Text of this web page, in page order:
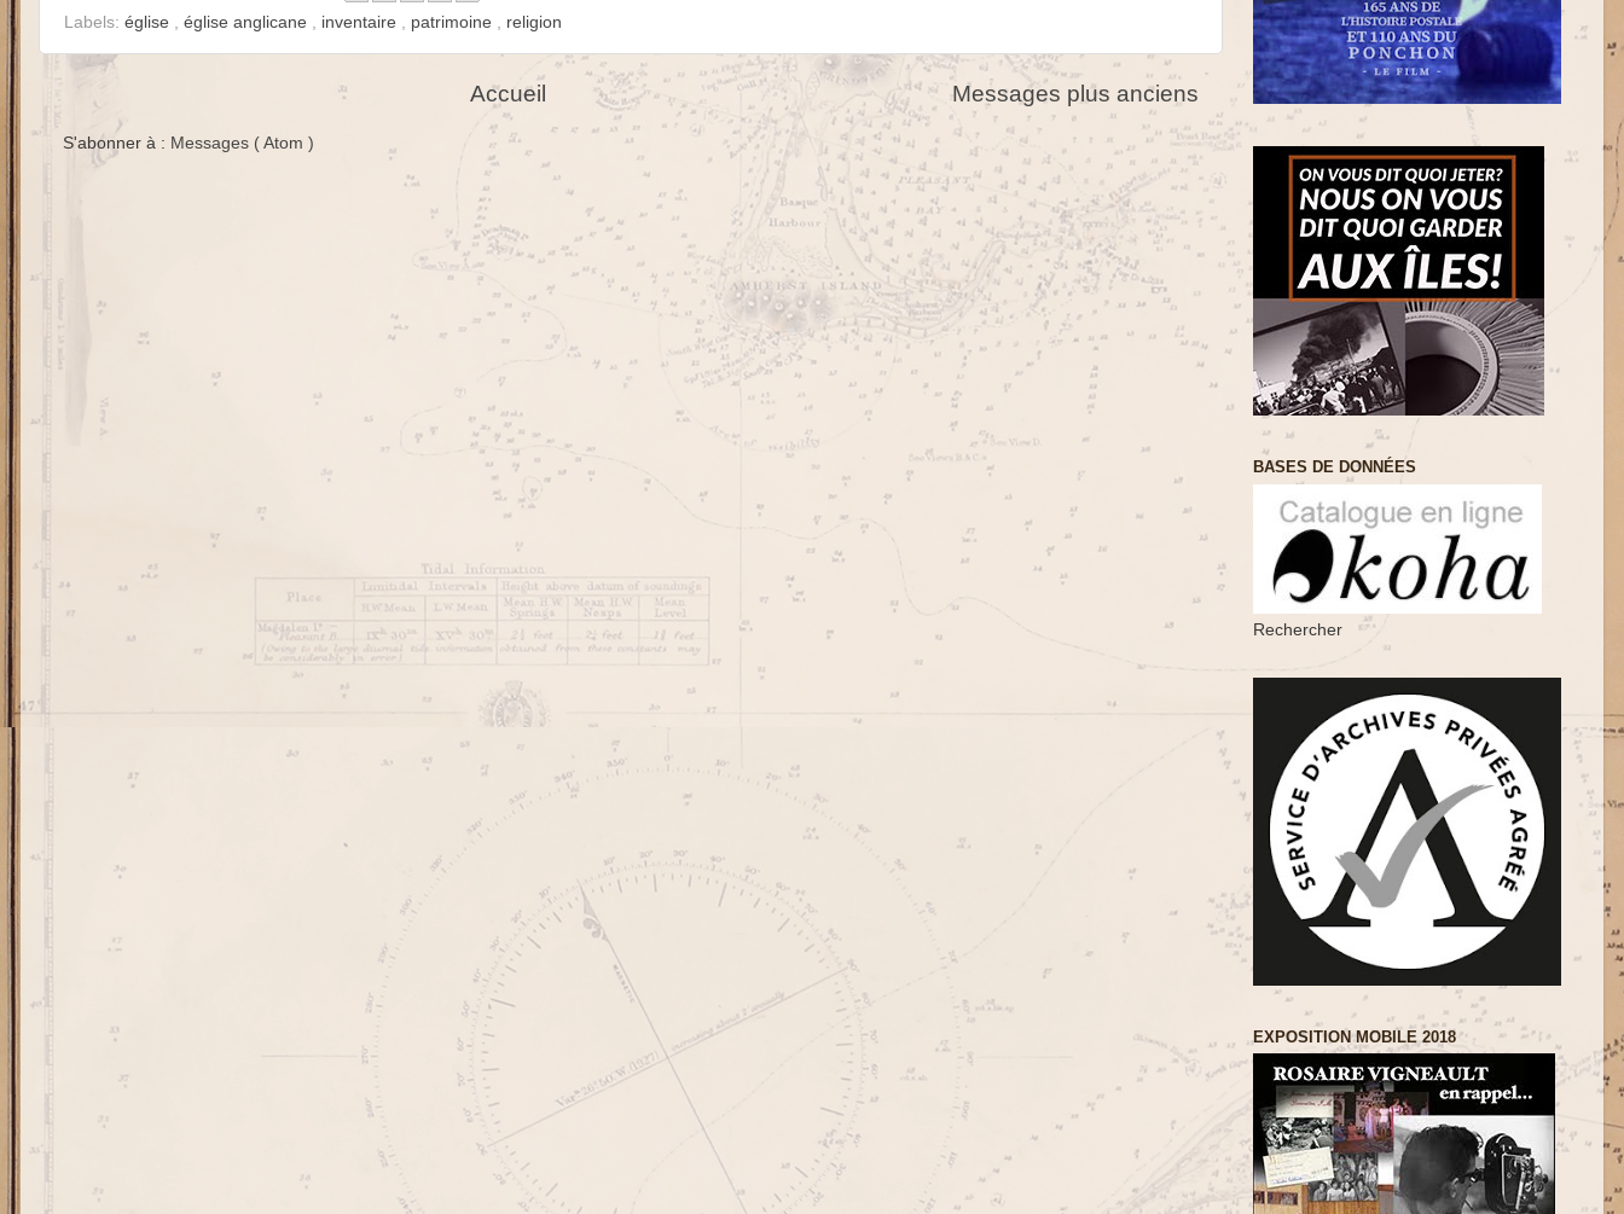
Labels: église , église anglicane , inventaire , patrimoine , religion
Messages plus anciens
Accueil
S'abonner à : Messages ( Atom )
BASES DE DONNÉES
Rechercher
EXPOSITION MOBILE 2018